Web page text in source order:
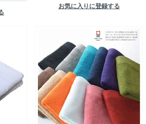
お気に入りに登録する